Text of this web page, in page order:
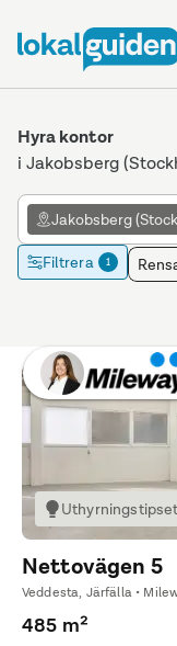
Hyra kontor
i Jakobsberg
Jakobsberg
Filtrera 1
Uthyrningstipset
Nettovägen 5
Veddesta, Järfälla •
485 m²